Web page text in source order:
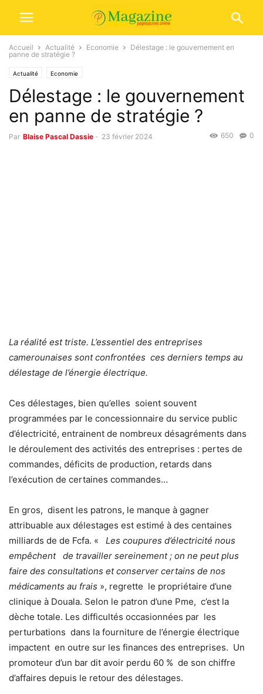
Accueil Actualité Economie
Délestage : le gouvernement en
panne de stratégie ?
Actualité Economie
Délestage : le gouvernement
en panne de stratégie ?
Par Blaise Pascal Dassie - 23 février 2024 0
650
La réalité est triste. L’essentiel des entreprises
camerounaises sont confrontées ces derniers temps au
délestage de l’énergie électrique.
Ces délestages, bien qu’elles soient souvent
programmées par le concessionnaire du service public
d’électricité, entrainent de nombreux désagréments dans
le déroulement des activités des entreprises : pertes de
commandes, déficits de production, retards dans
l’exécution de certaines commandes…
En gros, disent les patrons, le manque à gagner
attribuable aux délestages est estimé à des centaines
milliards de de Fcfa. « Les coupures d’électricité nous
empêchent de travailler sereinement ; on ne peut plus
faire des consultations et conserver certains de nos
médicaments au frais », regrette le propriétaire d’une
clinique à Douala. Selon le patron d’une Pme, c’est la
dèche totale. Les difficultés occasionnées par les
perturbations dans la fourniture de l’énergie électrique
impactent en outre sur les finances des entreprises. Un
promoteur d’un bar dit avoir perdu 60 % de son chiffre
d’affaires depuis le retour des délestages.